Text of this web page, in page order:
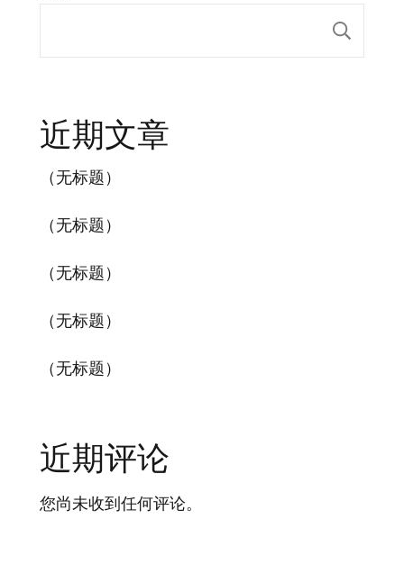
近期文章
（无标题）
（无标题）
（无标题）
（无标题）
（无标题）
近期评论
您尚未收到任何评论。